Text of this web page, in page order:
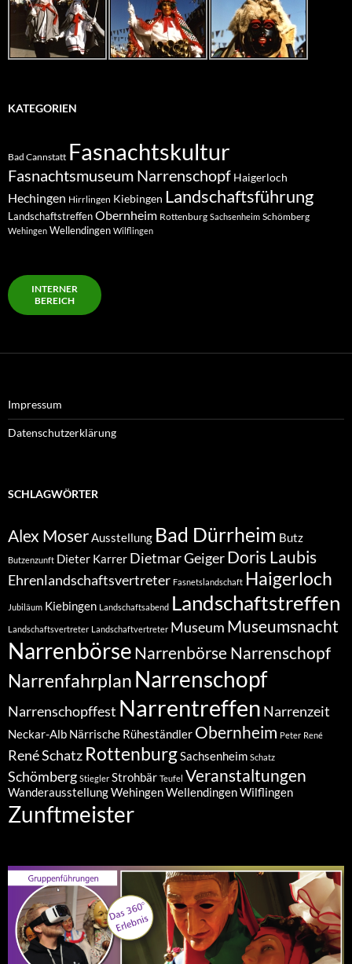
KATEGORIEN
Bad Cannstatt Fasnachtskultur
Fasnachtsmuseum Narrenschopf Haigerloch
Hechingen Hirrlingen Kiebingen Landschaftsführung
LandschaftstreffenObernheim Rottenburg Sachsenheim Schömberg
Wehingen Wellendingen Wilflingen
INTERNER
BEREICH
Impressum
Datenschutzerklärung
SCHLAGWÖRTER
Alex MoserAusstellung Bad Dürrheim Butz
Butzenzunft Dieter Karrer Dietmar GeigerDoris Laubis
Ehrenlandschaftsvertreter Fasnetslandschaft Haigerloch
Jubiläum Kiebingen Landschaftsabend Landschaftstreffen
Landschaftsvertreter Landschaftvertreter Museum Museumsnacht
Narrenbörse Narrenbörse Narrenschopf
Narrenfahrplan Narrenschopf
Narrenschopffest Narrentreffen Narrenzeit
Neckar-Alb Närrische Rüheständler Obernheim Peter René
René Schatz RottenburgSachsenheim Schatz
Schömberg Stiegler Strohbär Teufel Veranstaltungen
WanderausstellungWehingenWellendingenWilflingen
Zunftmeister